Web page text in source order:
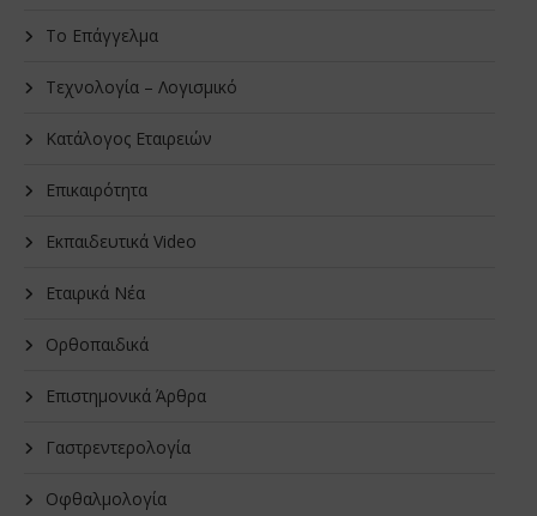
Το Επάγγελμα
Τεχνολογία – Λογισμικό
Κατάλογος Εταιρειών
Επικαιρότητα
Εκπαιδευτικά Video
Εταιρικά Νέα
Oρθοπαιδικά
Επιστημονικά Άρθρα
Γαστρεντερολογία
Οφθαλμολογία